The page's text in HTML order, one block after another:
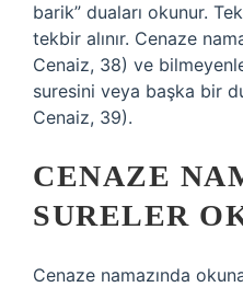
barik” duaları okunur.
tekbir alınır. Cenaze
Cenaiz, 38) ve
suresini veya başka bir
Cenaiz, 39).
CENAZE
SURELER
Cenaze namazında